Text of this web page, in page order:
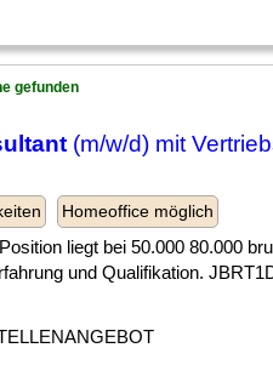
gefunden
(m/w/d) mit
Homeoffice möglich
liegt bei 50.000 80.000
und Qualifikation.